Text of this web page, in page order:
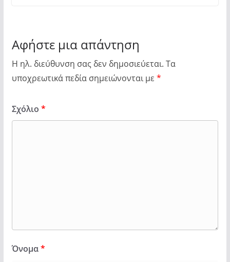
Αφήστε μια απάντηση
Η ηλ. διεύθυνση σας δεν δημοσιεύεται. Τα
υποχρεωτικά πεδία σημειώνονται με *
Σχόλιο *
Όνομα*